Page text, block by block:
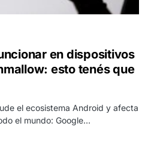
en dispositivos
esto tenés que
el ecosistema Android y afecta
el mundo: Google…